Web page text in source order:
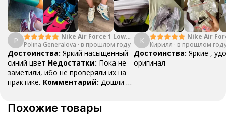
P
Nike Air Force 1 Low
College Pack White
Blue
Polina Generalova · в прошлом году
Достоинства: Яркий насыщенный
синий цвет Недостатки: Пока не
заметили, ибо не проверяли их на
практике. Комментарий: Дошли за
К
Nike Air
Yellow
Кирилл · в прошлом
Достоинства: Яркие ,
оригинал
Похожие товары